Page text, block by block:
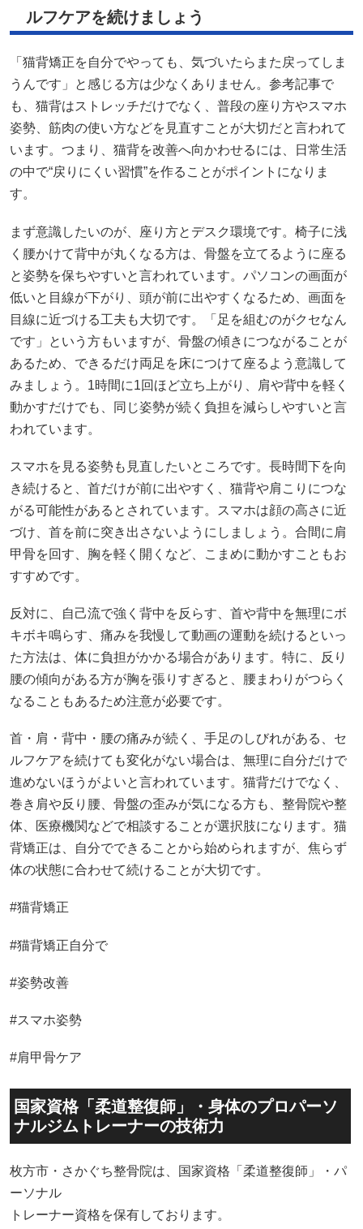
ルフケアを続けましょう
「猫背矯正を自分でやっても、気づいたらまた戻ってしま
うんです」と感じる方は少なくありません。参考記事で
も、猫背はストレッチだけでなく、普段の座り方やスマホ
姿勢、筋肉の使い方などを見直すことが大切だと言われて
います。つまり、猫背を改善へ向かわせるには、日常生活
の中で“戻りにくい習慣”を作ることがポイントになりま
す。
まず意識したいのが、座り方とデスク環境です。椅子に浅
く腰かけて背中が丸くなる方は、骨盤を立てるように座る
と姿勢を保ちやすいと言われています。パソコンの画面が
低いと目線が下がり、頭が前に出やすくなるため、画面を
目線に近づける工夫も大切です。「足を組むのがクセなん
です」という方もいますが、骨盤の傾きにつながることが
あるため、できるだけ両足を床につけて座るよう意識して
みましょう。1時間に1回ほど立ち上がり、肩や背中を軽く
動かすだけでも、同じ姿勢が続く負担を減らしやすいと言
われています。
スマホを見る姿勢も見直したいところです。長時間下を向
き続けると、首だけが前に出やすく、猫背や肩こりにつな
がる可能性があるとされています。スマホは顔の高さに近
づけ、首を前に突き出さないようにしましょう。合間に肩
甲骨を回す、胸を軽く開くなど、こまめに動かすこともお
すすめです。
反対に、自己流で強く背中を反らす、首や背中を無理にボ
キボキ鳴らす、痛みを我慢して動画の運動を続けるといっ
た方法は、体に負担がかかる場合があります。特に、反り
腰の傾向がある方が胸を張りすぎると、腰まわりがつらく
なることもあるため注意が必要です。
首・肩・背中・腰の痛みが続く、手足のしびれがある、セ
ルフケアを続けても変化がない場合は、無理に自分だけで
進めないほうがよいと言われています。猫背だけでなく、
巻き肩や反り腰、骨盤の歪みが気になる方も、整骨院や整
体、医療機関などで相談することが選択肢になります。猫
背矯正は、自分でできることから始められますが、焦らず
体の状態に合わせて続けることが大切です。
#猫背矯正
#猫背矯正自分で
#姿勢改善
#スマホ姿勢
#肩甲骨ケア
国家資格「柔道整復師」・身体のプロパーソ
ナルジムトレーナーの技術力
枚方市・さかぐち整骨院は、国家資格「柔道整復師」・パ
ーソナル
トレーナー資格を保有しております。